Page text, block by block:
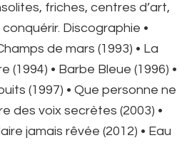
friches, centres d’art,
Discographie •
de mars (1993) • La
(1994) • Barbe Bleue (1996) •
(1997) • Que personne ne
des voix secrètes (2003) •
jamais rêvée (2012) • Eau